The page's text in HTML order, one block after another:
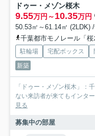
ドゥー・メゾン桜木
9.55万円～10.35万円
50.53㎡～61.14㎡ (2LDK)
千葉都市モノレール「
駐輪場 宅配ボックス
新築
「ドゥー・メゾン桜木」：
ない来訪者が来てもインタ
見る
募集中の部屋